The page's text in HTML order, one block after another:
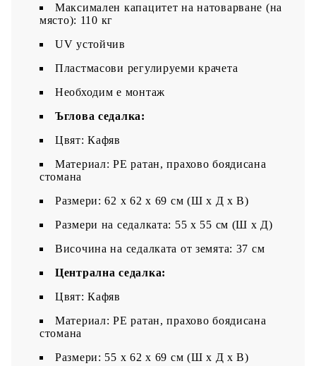
Максимален капацитет на натоварване (на
място): 110 кг
UV устойчив
Пластмасови регулируеми крачета
Необходим е монтаж
Ъглова седалка:
Цвят: Кафяв
Материал: PE ратан, прахово боядисана
стомана
Размери: 62 x 62 x 69 см (Ш x Д x В)
Размери на седалката: 55 x 55 cм (Ш x Д)
Височина на седалката от земята: 37 см
Централна седалка:
Цвят: Кафяв
Материал: PE ратан, прахово боядисана
стомана
Размери: 55 x 62 x 69 см (Ш x Д x В)